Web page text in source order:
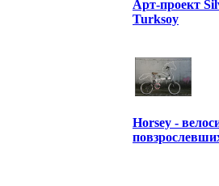
Арт-проект
Turksoy
Horsey -